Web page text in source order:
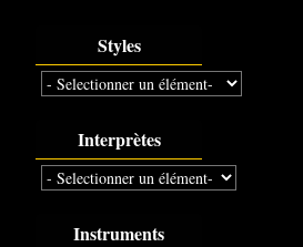
Styles
Interprètes
Instruments